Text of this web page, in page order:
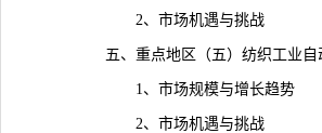
2、市场机遇与挑战
五、重点地区（五）纺织工业自
1、市场规模与增长趋势
2、市场机遇与挑战